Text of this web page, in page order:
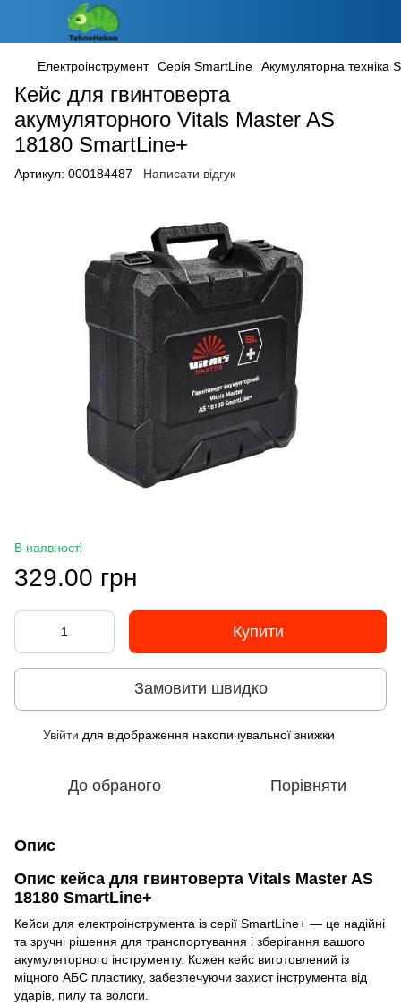
Електроінструмент Серія SmartLine Акумуляторна техніка
Кейс для гвинтоверта
акумуляторного Vitals Master AS
18180 SmartLine+
Артикул: 000184487 Написати відгук
В наявності
329.00 грн
Купити
Замовити швидко
Увійти для відображення накопичувальної знижки
До обраного Порівняти
Опис
Опис кейса для гвинтоверта Vitals Master AS
18180 SmartLine+
Кейси для електроінструмента із серії SmartLine+ — це надійні
та зручні рішення для транспортування і зберігання вашого
акумуляторного інструменту. Кожен кейс виготовлений із
міцного АБС пластику, забезпечуючи захист інструмента від
ударів, пилу та вологи.